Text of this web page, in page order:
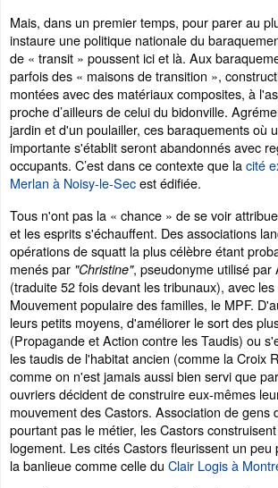
Mais, dans un premier temps, pour parer au
instaure une politique nationale du
de « transit » poussent ici et là. Aux
parfois des « maisons de transition »,
montées avec des matériaux composites, à
proche d’ailleurs de celui du bidonville.
jardin et d'un poulailler, ces baraquements où
importante s'établit seront abandonnés avec
occupants. C’est dans ce contexte que lacité
Merlan à Noisy-le-Secest édifiée.
Tous n'ont pas la « chance » de se voir
et les esprits s'échauffent. Des associations
opérations de squatt la plus célèbre étant
menés par "Christine", pseudonyme utilisé par
(traduite 52 fois devant les tribunaux), avec
Mouvement populaire des familles, le MPF.
leurs petits moyens, d'améliorer le sort des
(Propagande et Action contre les Taudis) ou
les taudis de l'habitat ancien (comme la Croix
comme on n'est jamais aussi bien servi que
ouvriers décident de construire eux-mêmes
mouvement des Castors. Association de gens
pourtant pas le métier, les Castors
logement. Les cités Castors fleurissent un
la banlieue comme celle du Clair Logis à